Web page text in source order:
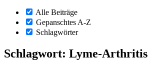
Alle Beiträge
Gepanschtes A-Z
Schlagwörter
Schlagwort: Lyme-Arthritis